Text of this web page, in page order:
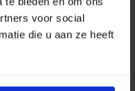
voor social
die u aan ze heeft